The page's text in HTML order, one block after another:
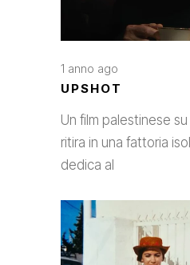
1 anno ago
UPSHOT
Un film palestinese
ritira in una fattoria
dedica al